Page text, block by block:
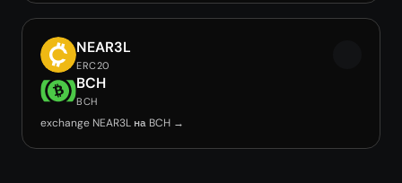
NEAR3L
ERC20
BCH
BCH
exchange NEAR3L на BCH →